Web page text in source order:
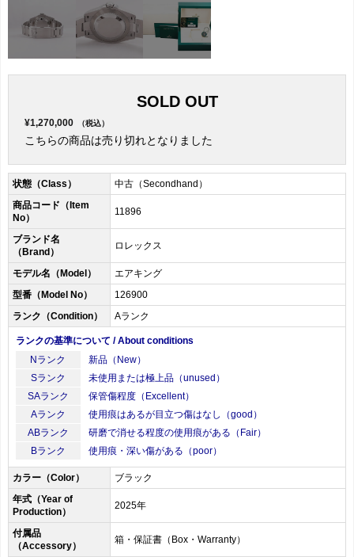
SOLD OUT
¥1,270,000 （税込）
こちらの商品は売り切れとなりました
状態（Class）
中古（Secondhand）
商品コード（Item
No）
11896
ブランド名
（Brand）
ロレックス
モデル名（Model）
エアキング
型番（Model No）
126900
ランク（Condition）
Aランク
ランクの基準について / About conditions
Nランク
新品（New）
Sランク
未使用または極上品（unused）
SAランク
保管傷程度（Excellent）
Aランク
使用痕はあるが目立つ傷はなし（good）
ABランク
研磨で消せる程度の使用痕がある（Fair）
Bランク
使用痕・深い傷がある（poor）
カラー（Color）
ブラック
年式（Year of
Production）
2025年
付属品
（Accessory）
箱・保証書（Box・Warranty）